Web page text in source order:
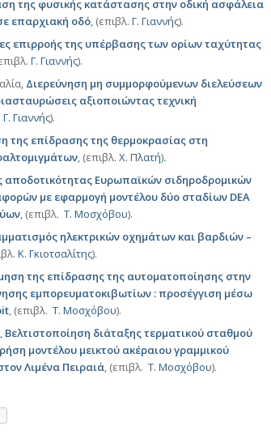
της φυσικής κατάστασης στην οδική ασφάλεια
επαρχιακή οδό, (επιβλ.Γ. Γιαννής).
επιρροής της υπέρβασης των ορίων ταχύτητας
Γ. Γιαννής).
Διερεύνηση μη συμμορφούμενων διελεύσεων
αξιοποιώντας τεχνική
Γ. Γιαννής).
της επίδρασης της θερμοκρασίας στη
, (επιβλ.Χ. Πλατή).
αποδοτικότητας Ευρωπαϊκών σιδηροδρομικών
με εφαρμογή μοντέλου δύο σταδίων DEA
, (επιβλ.Τ. Μοσχόβου).
ηλεκτρικών οχημάτων και βαρδιών –
Κ. Γκιοτσαλίτης).
της επίδρασης της αυτοματοποίησης στην
εμπορευματοκιβωτίων : προσέγγιση μέσω
, (επιβλ.Τ. Μοσχόβου).
Βελτιστοποίηση διάταξης τερματικού σταθμού
μοντέλου μεικτού ακέραιου γραμμικού
Λιμένα Πειραιά, (επιβλ.Τ. Μοσχόβου).